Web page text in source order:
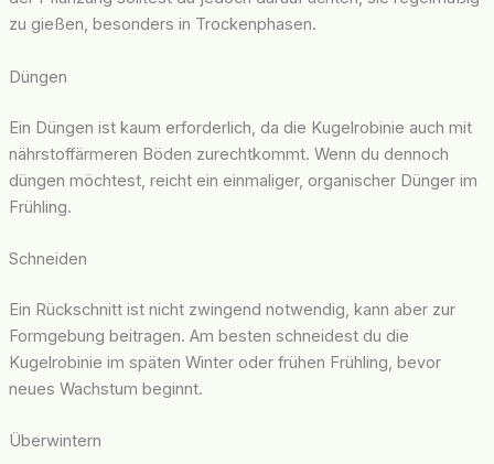
zu gießen, besonders in Trockenphasen.
Düngen
Ein Düngen ist kaum erforderlich, da die Kugelrobinie auch mit
nährstoffärmeren Böden zurechtkommt. Wenn du dennoch
düngen möchtest, reicht ein einmaliger, organischer Dünger im
Frühling.
Schneiden
Ein Rückschnitt ist nicht zwingend notwendig, kann aber zur
Formgebung beitragen. Am besten schneidest du die
Kugelrobinie im späten Winter oder frühen Frühling, bevor
neues Wachstum beginnt.
Überwintern